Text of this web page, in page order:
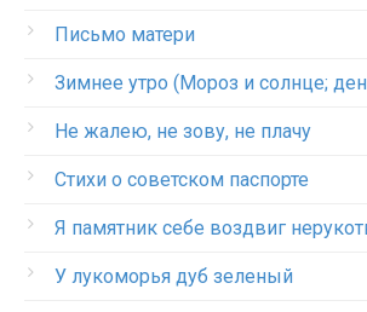
Письмо матери
Зимнее утро (Мороз и солнце;
Не жалею, не зову, не плачу
Стихи о советском паспорте
Я памятник себе воздвиг
У лукоморья дуб зеленый